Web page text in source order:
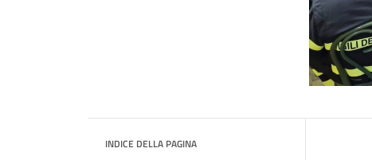
INDICE DELLA PAGINA